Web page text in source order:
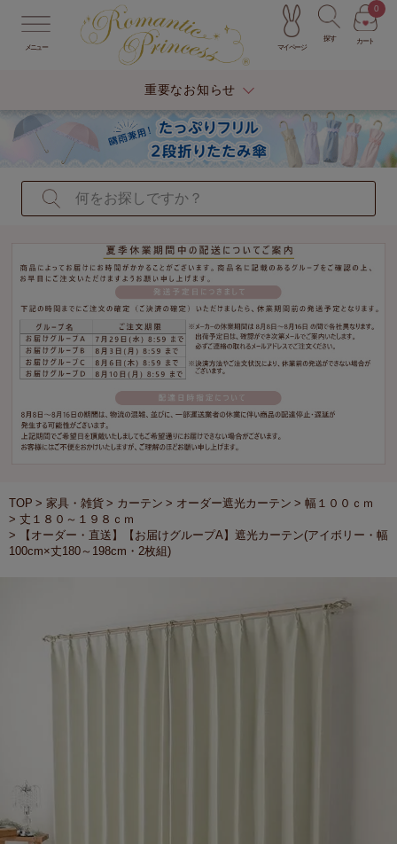
メニュー マイページ
探す カート
0
重要なお知らせ
TOP 家具・雑貨 カーテン オーダー遮光カーテン
幅１００ｃｍ
丈１８０～１９８ｃｍ
【オーダー・直送】【お届けグループA】遮光カーテン(アイボリー・幅
100cm×丈180～198cm・2枚組)